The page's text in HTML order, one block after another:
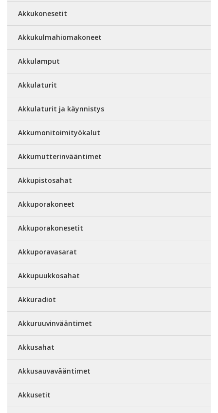
Akkukonesetit
Akkukulmahiomakoneet
Akkulamput
Akkulaturit
Akkulaturit ja käynnistys
Akkumonitoimityökalut
Akkumutterinvääntimet
Akkupistosahat
Akkuporakoneet
Akkuporakonesetit
Akkuporavasarat
Akkupuukkosahat
Akkuradiot
Akkuruuvinvääntimet
Akkusahat
Akkusauvavääntimet
Akkusetit